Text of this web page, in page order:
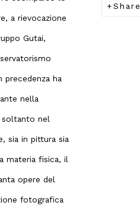
Share
a rievocazione
Gutai,
ha
nella
soltanto nel
sia in pittura sia
materia fisica, il
opere del
fotografica